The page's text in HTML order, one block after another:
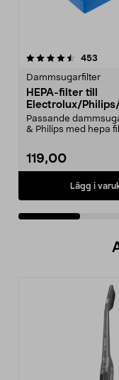
453
Dammsugarfilter
HEPA-filter till
Electrolux/
dammsugare
Passande
& Philips med hepa
119,00
Lägg i
4.5 av 5